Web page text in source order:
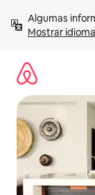
para
Mostrar